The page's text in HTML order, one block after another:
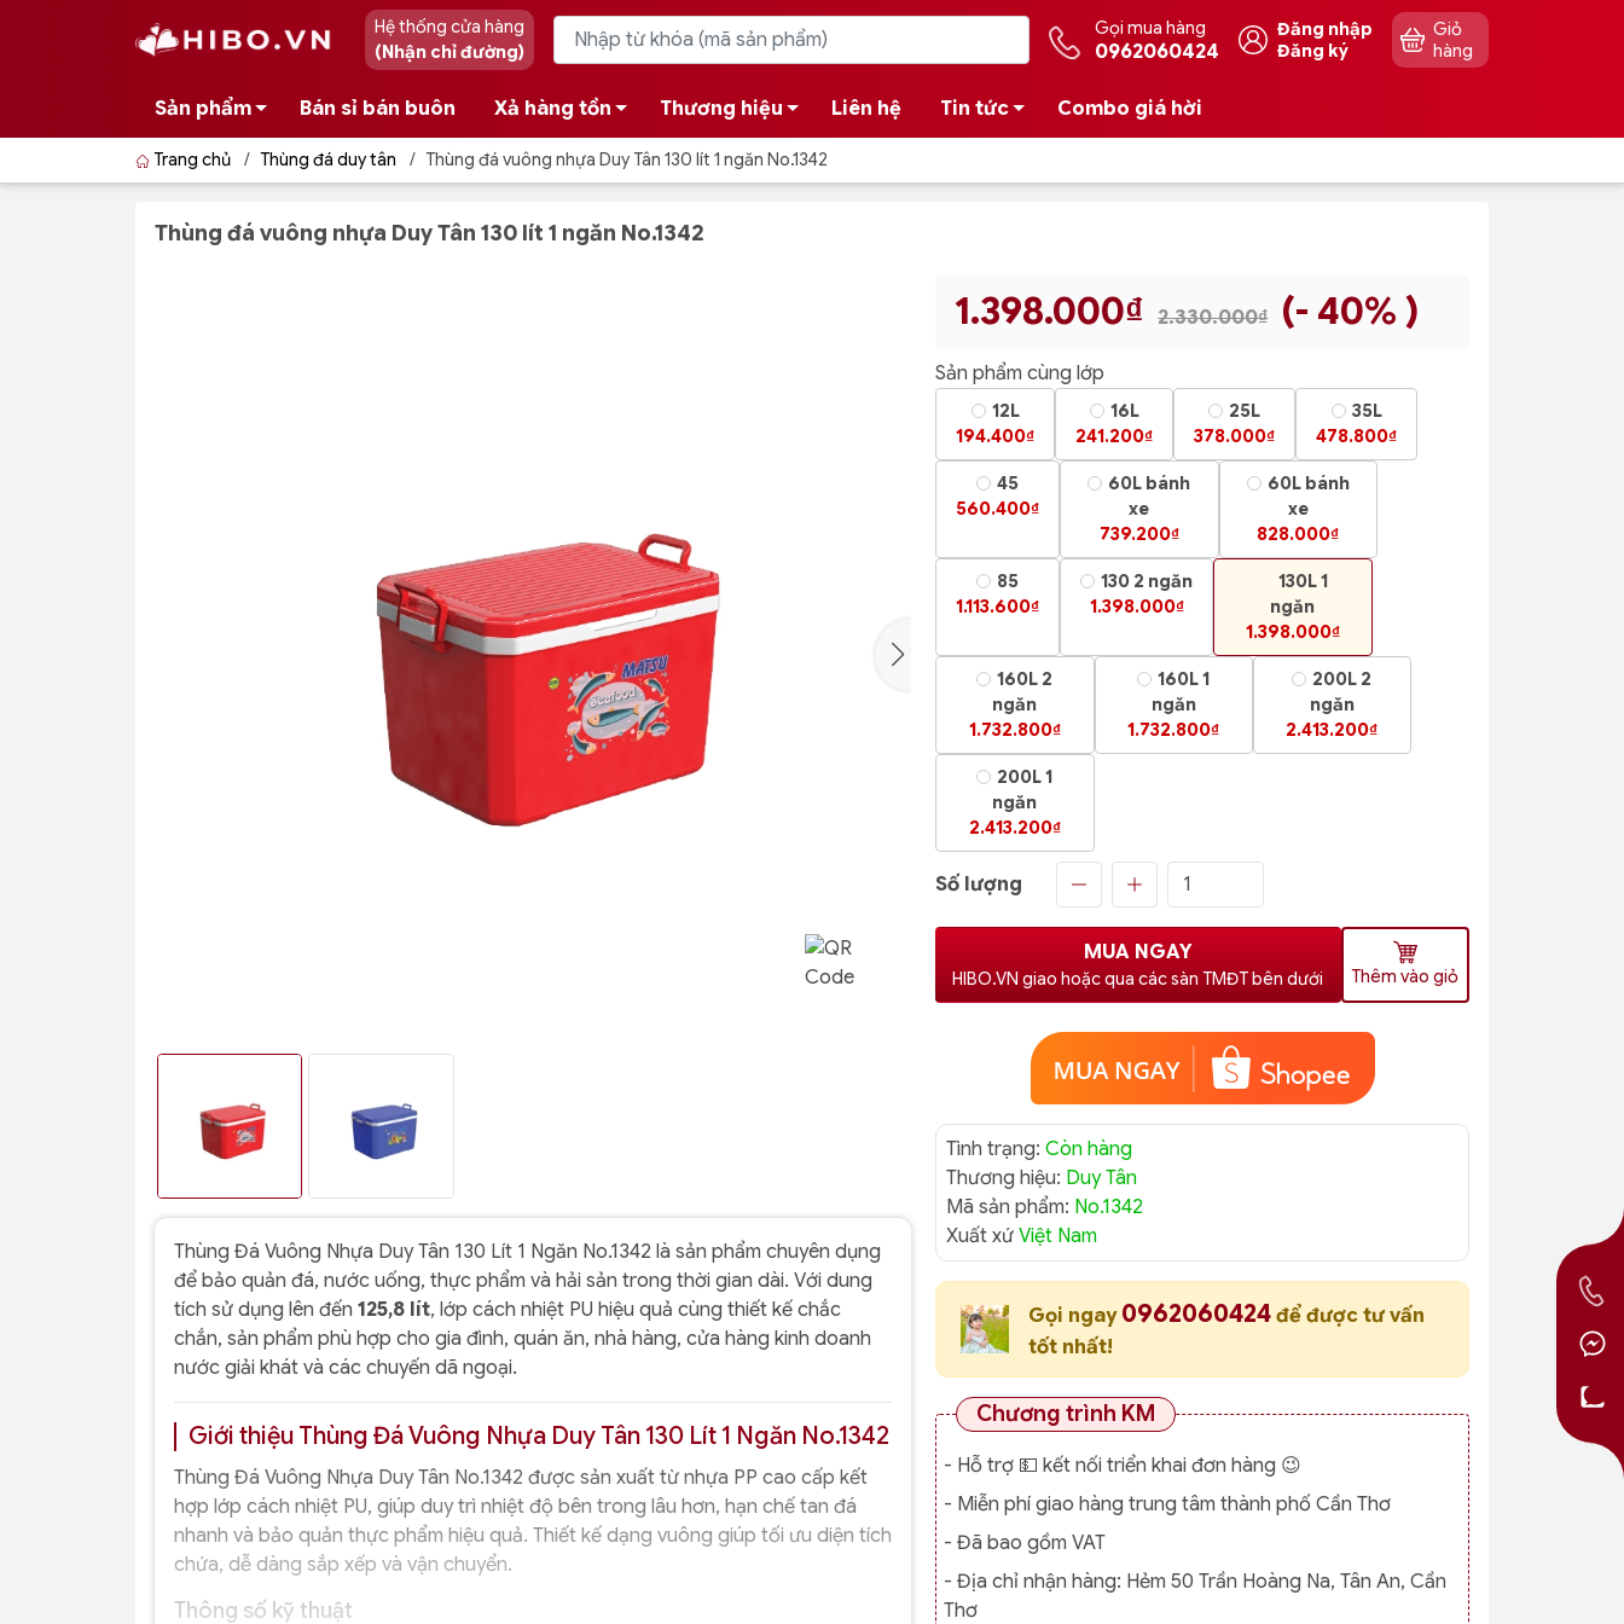
Hệ thống cửa hàng
(Nhận chỉ đường)
Gọi mua hàng
0962060424
Đăng nhập
Đăng ký
Giỏ
hàng
Sản phẩm Bán sỉ bán buôn Xả hàng tồn Thương hiệu Liên hệ Tin tức Combo giá hời
Trang chủ / Thùng đá duy tân / Thùng đá vuông nhựa Duy Tân 130 lít 1 ngăn No.1342
Thùng đá vuông nhựa Duy Tân 130 lít 1 ngăn No.1342
Thùng Đá Vuông Nhựa Duy Tân 130 Lít 1 Ngăn No.1342 là sản phẩm chuyên dụng
để bảo quản đá, nước uống, thực phẩm và hải sản trong thời gian dài. Với dung
tích sử dụng lên đến 125,8 lít, lớp cách nhiệt PU hiệu quả cùng thiết kế chắc
chắn, sản phẩm phù hợp cho gia đình, quán ăn, nhà hàng, cửa hàng kinh doanh
nước giải khát và các chuyến dã ngoại.
Giới thiệu Thùng Đá Vuông Nhựa Duy Tân 130 Lít 1 Ngăn No.1342
Thùng Đá Vuông Nhựa Duy Tân No.1342 được sản xuất từ nhựa PP cao cấp kết
hợp lớp cách nhiệt PU, giúp duy trì nhiệt độ bên trong lâu hơn, hạn chế tan đá
nhanh và bảo quản thực phẩm hiệu quả. Thiết kế dạng vuông giúp tối ưu diện tích
chứa, dễ dàng sắp xếp và vận chuyển.
Thông số kỹ thuật
1.398.000₫ 2.330.000₫ (- 40% )
Sản phẩm cùng lớp
12L
194.400₫
16L
241.200₫
25L
378.000₫
35L
478.800₫
45
560.400₫
60L bánh
xe
739.200₫
60L bánh
xe
828.000₫
85
1.113.600₫
130 2 ngăn
1.398.000₫
130L 1
ngăn
1.398.000₫
160L 2
ngăn
1.732.800₫
160L 1
ngăn
1.732.800₫
200L 2
ngăn
2.413.200₫
200L 1
ngăn
2.413.200₫
Số lượng
MUA NGAY
HIBO.VN giao hoặc qua các sàn TMĐT bên dưới Thêm vào giỏ
Tình trạng:Còn hàng
Thương hiệu: Duy Tân
Mã sản phẩm: No.1342
Xuất xứViệt Nam
Gọi ngay 0962060424để được tư vấn
tốt nhất!
Chương trình KM
- Hỗ trợ 💵 kết nối triển khai đơn hàng 😉
- Miễn phí giao hàng trung tâm thành phố Cần Thơ
- Đã bao gồm VAT
- Địa chỉ nhận hàng: Hẻm 50 Trần Hoàng Na, Tân An, Cần
Thơ